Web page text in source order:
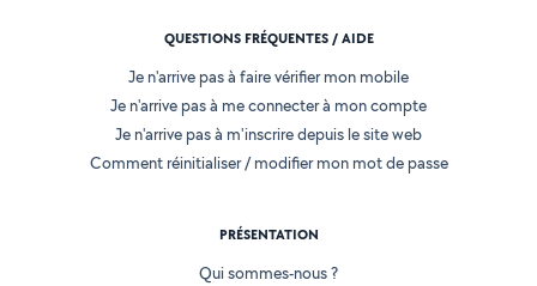
QUESTIONS FRÉQUENTES / AIDE
Je n'arrive pas à faire vérifier mon mobile
Je n'arrive pas à me connecter à mon compte
Je n'arrive pas à m'inscrire depuis le site web
Comment réinitialiser / modifier mon mot de passe
PRÉSENTATION
Qui sommes-nous ?